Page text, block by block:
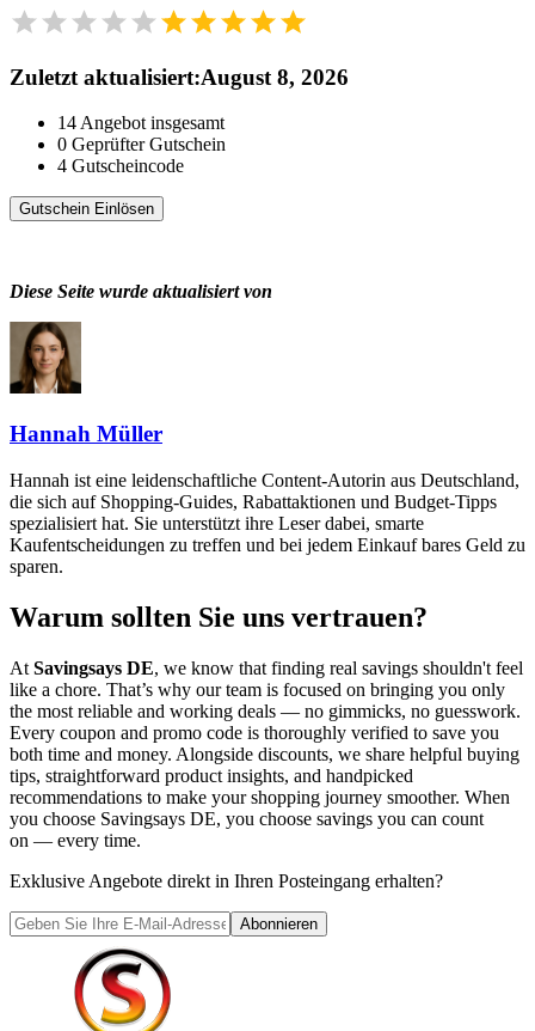
Zuletzt aktualisiert:August 8, 2026
14 Angebot insgesamt
0 Geprüfter Gutschein
4 Gutscheincode
Gutschein Einlösen
Diese Seite wurde aktualisiert von
Hannah Müller
Hannah ist eine leidenschaftliche Content-Autorin aus Deutschland,
die sich auf Shopping-Guides, Rabattaktionen und Budget-Tipps
spezialisiert hat. Sie unterstützt ihre Leser dabei, smarte
Kaufentscheidungen zu treffen und bei jedem Einkauf bares Geld zu
sparen.
Warum sollten Sie uns vertrauen?
At Savingsays DE, we know that finding real savings shouldn't feel
like a chore. That’s why our team is focused on bringing you only
the most reliable and working deals — no gimmicks, no guesswork.
Every coupon and promo code is thoroughly verified to save you
both time and money. Alongside discounts, we share helpful buying
tips, straightforward product insights, and handpicked
recommendations to make your shopping journey smoother. When
you choose Savingsays DE, you choose savings you can count
on — every time.
Exklusive Angebote direkt in Ihren Posteingang erhalten?
Abonnieren